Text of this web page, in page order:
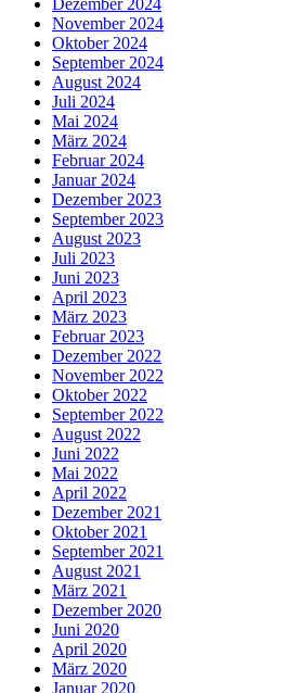
Dezember 2024
November 2024
Oktober 2024
September 2024
August 2024
Juli 2024
Mai 2024
März 2024
Februar 2024
Januar 2024
Dezember 2023
September 2023
August 2023
Juli 2023
Juni 2023
April 2023
März 2023
Februar 2023
Dezember 2022
November 2022
Oktober 2022
September 2022
August 2022
Juni 2022
Mai 2022
April 2022
Dezember 2021
Oktober 2021
September 2021
August 2021
März 2021
Dezember 2020
Juni 2020
April 2020
März 2020
Januar 2020